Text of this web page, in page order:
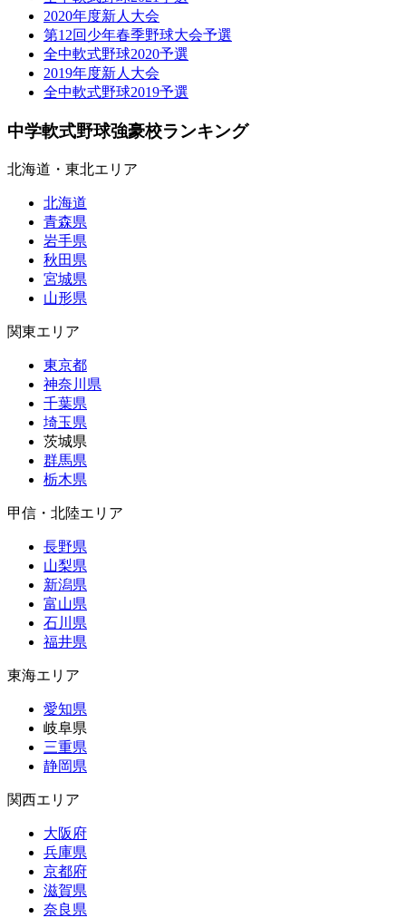
2020年度新人大会
第12回少年春季野球大会予選
全中軟式野球2020予選
2019年度新人大会
全中軟式野球2019予選
中学軟式野球強豪校ランキング
北海道・東北エリア
北海道
青森県
岩手県
秋田県
宮城県
山形県
関東エリア
東京都
神奈川県
千葉県
埼玉県
茨城県
群馬県
栃木県
甲信・北陸エリア
長野県
山梨県
新潟県
富山県
石川県
福井県
東海エリア
愛知県
岐阜県
三重県
静岡県
関西エリア
大阪府
兵庫県
京都府
滋賀県
奈良県